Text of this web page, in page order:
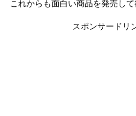
これからも面白い商品を発売して
スポンサードリ